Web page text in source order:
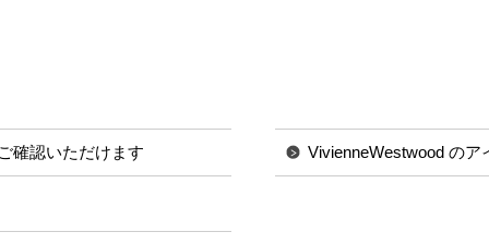
確認いただけます VivienneWestwood のア